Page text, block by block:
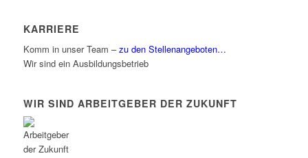
KARRIERE
Komm in unser Team –zu den Stellenangeboten…
Wir sind ein Ausbildungsbetrieb
WIR SIND ARBEITGEBER DER ZUKUNFT